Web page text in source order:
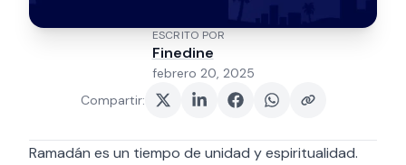
ESCRITO POR
Finedine
febrero 20, 2025
Compartir:
Ramadán es un tiempo de unidad y espiritualidad.